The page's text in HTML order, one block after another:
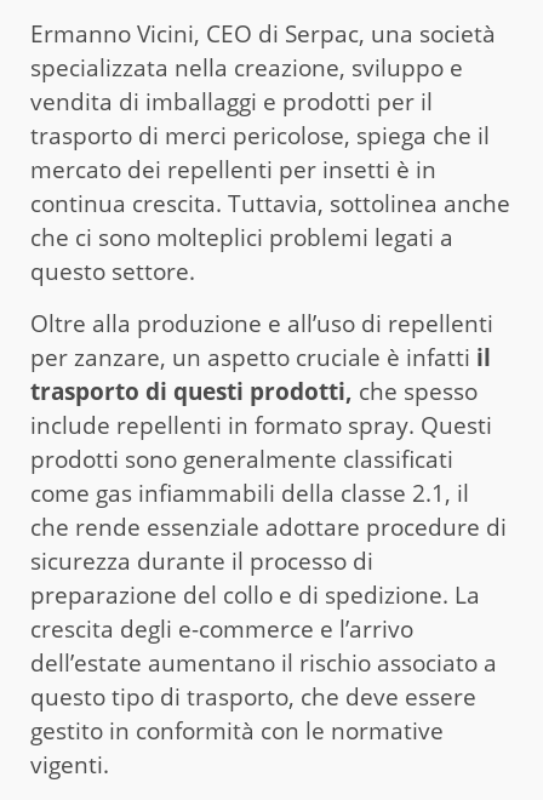
Ermanno Vicini, CEO di Serpac, una società
specializzata nella creazione, sviluppo e
vendita di imballaggi e prodotti per il
trasporto di merci pericolose, spiega che il
mercato dei repellenti per insetti è in
continua crescita. Tuttavia, sottolinea anche
che ci sono molteplici problemi legati a
questo settore.
Oltre alla produzione e all’uso di repellenti
per zanzare, un aspetto cruciale è infatti il
trasporto di questi prodotti, che spesso
include repellenti in formato spray. Questi
prodotti sono generalmente classificati
come gas infiammabili della classe 2.1, il
che rende essenziale adottare procedure di
sicurezza durante il processo di
preparazione del collo e di spedizione. La
crescita degli e-commerce e l’arrivo
dell’estate aumentano il rischio associato a
questo tipo di trasporto, che deve essere
gestito in conformità con le normative
vigenti.